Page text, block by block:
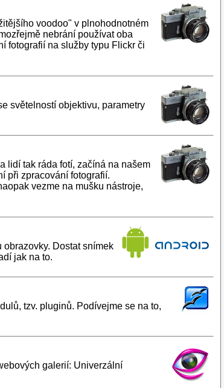
voodoo" v plnohodnotném
nebrání používat oba
fotografií na služby typu Flickr či
světelností objektivu, parametry
lidí tak ráda fotí, začíná na našem
při zpracování fotografií.
vezme na mušku nástroje,
Dostat snímek
jak na to.
tzv. pluginů. Podívejme se na to,
galerií: Univerzální